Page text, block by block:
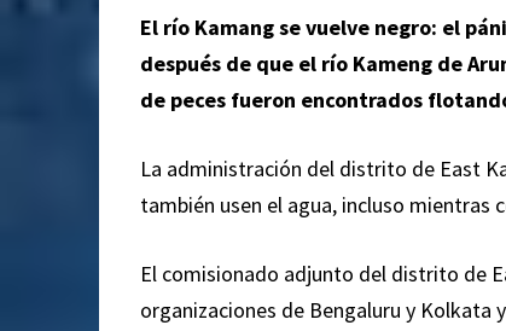
El río Kamang se vuelve negro: el
después de que el río Kameng de
de peces fueron encontrados
La administración del distrito de East
también usen el agua, incluso mientras
El comisionado adjunto del distrito de
organizaciones de Bengaluru y Kolkata